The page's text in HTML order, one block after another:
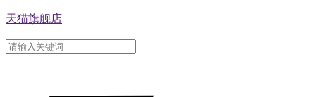
天猫旗舰店